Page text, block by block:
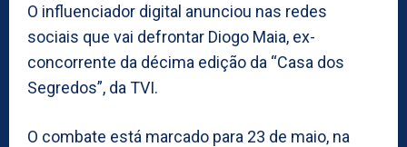
O influenciador digital anunciou nas redes
sociais que vai defrontar Diogo Maia, ex-
concorrente da décima edição da “Casa dos
Segredos”, da TVI.
O combate está marcado para 23 de maio, na